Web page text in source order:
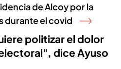
de Alcoy por la
durante el covid
politizar el dolor
dice Ayuso